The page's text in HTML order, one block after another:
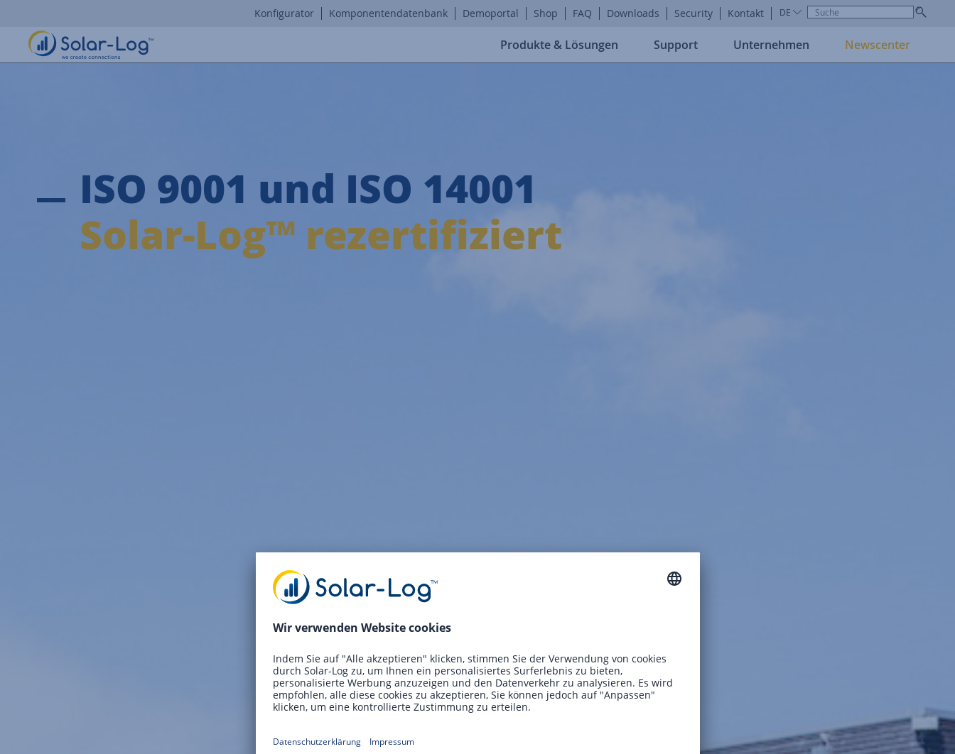
DE
Konfigurator Komponentendatenbank Demoportal Shop FAQ Downloads Security Kontakt
Produkte & Lösungen Support Unternehmen Newscenter
ISO 9001 und ISO 14001
Solar-Log™ rezertifiziert